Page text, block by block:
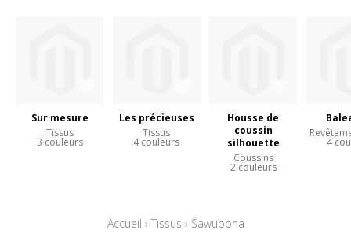
Sur mesure
Tissus
3 couleurs
Les précieuses
Tissus
4 couleurs
Housse de
coussin
silhouette
Coussins
2 couleurs
4
Accueil › Tissus › Sawubona